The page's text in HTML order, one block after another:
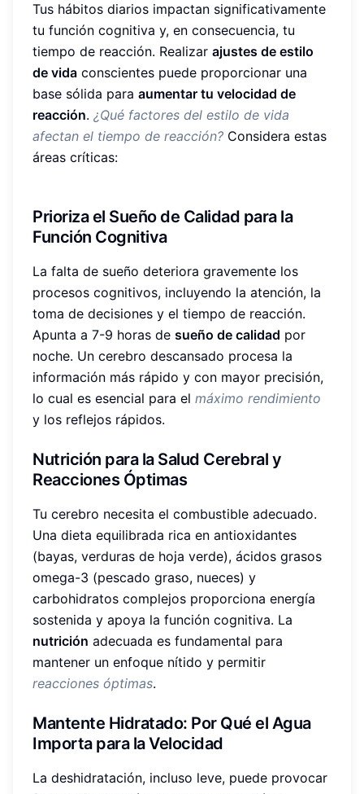
Tus hábitos diarios impactan significativamente
tu función cognitiva y, en consecuencia, tu
tiempo de reacción. Realizar ajustes de estilo
de vida conscientes puede proporcionar una
base sólida para aumentar tu velocidad de
reacción. ¿Qué factores del estilo de vida
afectan el tiempo de reacción? Considera estas
áreas críticas:
Prioriza el Sueño de Calidad para la
Función Cognitiva
La falta de sueño deteriora gravemente los
procesos cognitivos, incluyendo la atención, la
toma de decisiones y el tiempo de reacción.
Apunta a 7-9 horas de sueño de calidad por
noche. Un cerebro descansado procesa la
información más rápido y con mayor precisión,
lo cual es esencial para el máximo rendimiento
y los reflejos rápidos.
Nutrición para la Salud Cerebral y
Reacciones Óptimas
Tu cerebro necesita el combustible adecuado.
Una dieta equilibrada rica en antioxidantes
(bayas, verduras de hoja verde), ácidos grasos
omega-3 (pescado graso, nueces) y
carbohidratos complejos proporciona energía
sostenida y apoya la función cognitiva. La
nutrición adecuada es fundamental para
mantener un enfoque nítido y permitir
reacciones óptimas.
Mantente Hidratado: Por Qué el Agua
Importa para la Velocidad
La deshidratación, incluso leve, puede provocar